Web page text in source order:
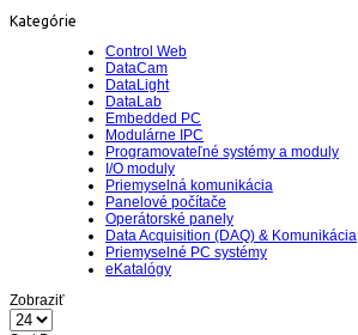
Kategórie
Control Web
DataCam
DataLight
DataLab
Embedded PC
Modulárne IPC
Programovateľné systémy a moduly
I/O moduly
Priemyselná komunikácia
Panelové počítače
Operátorské panely
Data Acquisition (DAQ) & Komunikácia
Priemyselné PC systémy
eKatalógy
Zobraziť